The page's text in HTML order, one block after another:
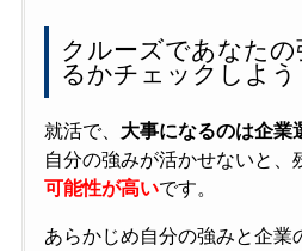
クルーズであなたの
るかチェックしよう
就活で、 大事になるのは企業
自分の強みが活かせないと、
可能性が高いです。
あらかじめ自分の強みと企業